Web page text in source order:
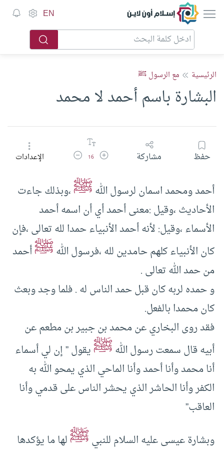
إسلام أون لاين EN
الرئيسية مع الرسول ﷺ
البشارة باسم أحمد لا محمد
حفظ مشاركة زيادة حجم الخط
16 تقليل حجم الخطالإعدادات
أحمد ومحمد اسمان لرسول اللهﷺ،وبذلك جاءت
الأحاديث ،وقيل :معنى أحمد أي أن اسمه أحمد
الأسماء ،وقيل: لأنه أحمد الأنبياء حمدا لله تعالى ،فإن
كان الأنبياء كلهم حامدين لله ،فرسول اللهﷺأحمد
من حمد الله تعالى .
و حمده لربه كان قبل حمد الناس له . فلما وجد وبعث
كان محمدا بالفعل.
فقد روى البخاري عن محمد بن جبير بن مطعم عن
أبيه قال سمعت رسول اللهﷺيقول ” إن لي أسماء
أنا محمد وأنا أحمد وأنا الماحي الذي يمحو الله به
الكفر وأنا الحاشر الذي يحشر الناس على قدمي وأنا
العاقب”
وبشارة عيسى عليه السلام للنبيﷺلها ما يؤكدها